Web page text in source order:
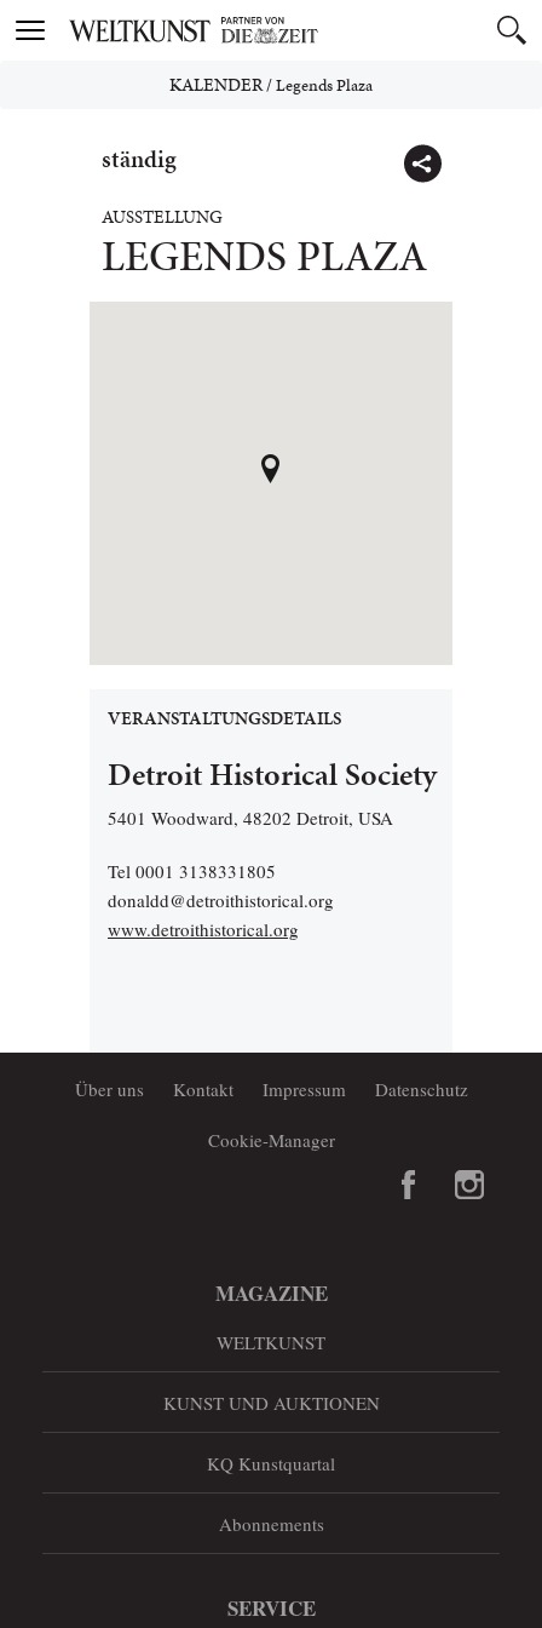
Toggle
KALENDER/Legends Plaza
ständig
AUSSTELLUNG
LEGENDS PLAZA
VERANSTALTUNGSDETAILS
Detroit Historical Society
5401 Woodward, 48202 Detroit, USA
Tel 0001 3138331805
donaldd@detroithistorical.org
www.detroithistorical.org
Über uns Kontakt Impressum Datenschutz
Cookie-Manager
MAGAZINE
WELTKUNST
KUNST UND AUKTIONEN
KQ Kunstquartal
Abonnements
SERVICE